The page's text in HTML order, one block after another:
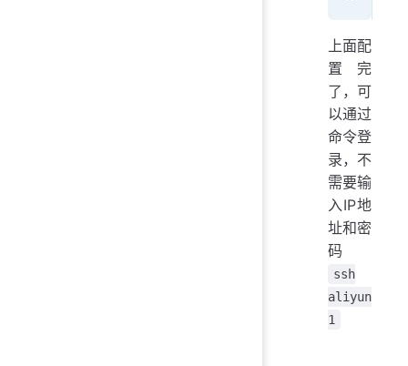
上面配
置完
了，可
以通过
命令登
录，不
需要输
入IP地
址和密
码
ssh
aliyun
1